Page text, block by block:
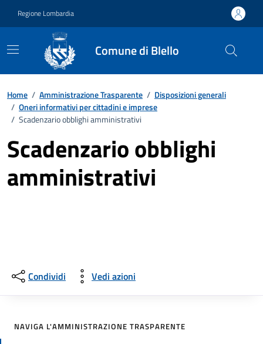
Regione Lombardia
Comune di Blello
Home / Amministrazione Trasparente / Disposizioni generali
/ Oneri informativi per cittadini e imprese
/ Scadenzario obblighi amministrativi
Scadenzario obblighi
amministrativi
Condividi Vedi azioni
NAVIGA L'AMMINISTRAZIONE TRASPARENTE